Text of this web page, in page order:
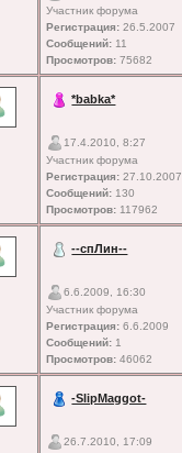
Участник форума
Регистрация: 26.5.2007
Сообщений: 11
Просмотров: 75682
*babka*
17.4.2010, 8:27
Участник форума
Регистрация: 27.10.2007
Сообщений: 130
Просмотров: 117962
--спЛин--
6.6.2009, 16:30
Участник форума
Регистрация: 6.6.2009
Сообщений: 1
Просмотров: 46062
-SlipMaggot-
26.7.2010, 17:09